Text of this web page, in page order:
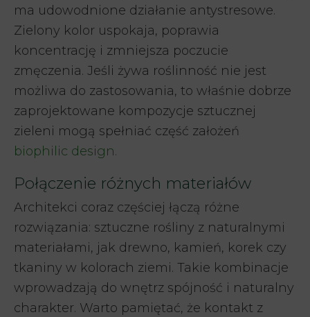
ma udowodnione działanie antystresowe.
Zielony kolor uspokaja, poprawia
koncentrację i zmniejsza poczucie
zmęczenia. Jeśli żywa roślinność nie jest
możliwa do zastosowania, to właśnie dobrze
zaprojektowane kompozycje sztucznej
zieleni mogą spełniać część założeń
biophilic design.
Połączenie różnych materiałów
Architekci coraz częściej łączą różne
rozwiązania: sztuczne rośliny z naturalnymi
materiałami, jak drewno, kamień, korek czy
tkaniny w kolorach ziemi. Takie kombinacje
wprowadzają do wnętrz spójność i naturalny
charakter. Warto pamiętać, że kontakt z